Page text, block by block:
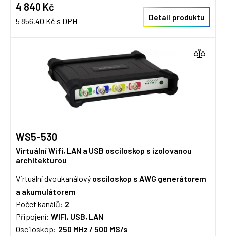
4 840 Kč
5 856,40 Kč s DPH Detail produktu
WS5-530
Virtuální Wifi, LAN a USB osciloskop s izolovanou
architekturou
Virtuální dvoukanálový osciloskop s AWG generátorem
a akumulátorem
Počet kanálů: 2
Připojení: WIFI, USB, LAN
Osciloskop: 250 MHz / 500 MS/s